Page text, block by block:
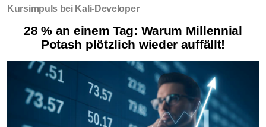
Kursimpuls bei Kali-Developer
28 % an einem Tag: Warum Millennial
Potash plötzlich wieder auffällt!